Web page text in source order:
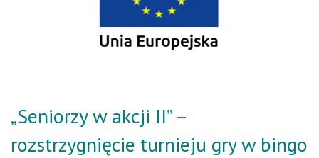
„Seniorzy w akcji II” –
rozstrzygnięcie turnieju gry w bingo